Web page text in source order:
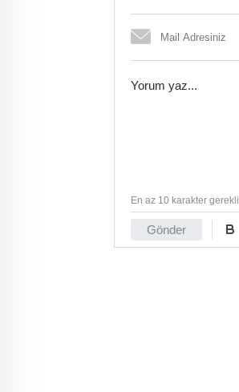
Gönder
En az 10 karakter gerekli